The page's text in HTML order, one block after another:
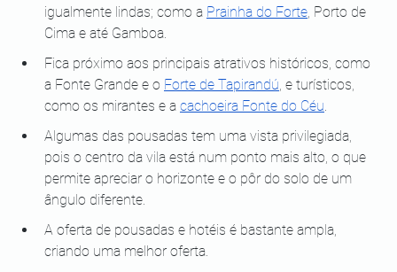
igualmente lindas; como a Prainha do Forte, Porto de
Cima e até Gamboa.
Fica próximo aos principais atrativos históricos, como
a Fonte Grande e o Forte de Tapirandú, e turísticos,
como os mirantes e a cachoeira Fonte do Céu.
Algumas das pousadas tem uma vista privilegiada,
pois o centro da vila está num ponto mais alto, o que
permite apreciar o horizonte e o pôr do solo de um
ângulo diferente.
A oferta de pousadas e hotéis é bastante ampla,
criando uma melhor oferta.